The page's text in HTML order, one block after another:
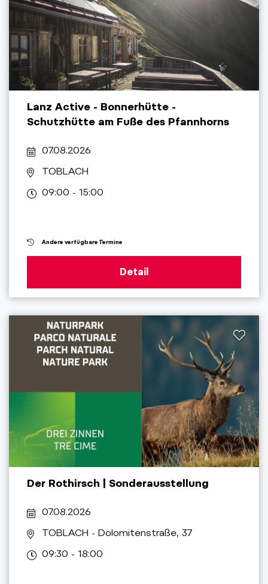
Lanz Active - Bonnerhütte -
Schutzhütte am Fuße des Pfannhorns
07.08.2026
TOBLACH
09:00 - 15:00
Andere verfügbare Termine
Detail
Der Rothirsch | Sonderausstellung
07.08.2026
TOBLACH - Dolomitenstraße, 37
09:30 - 18:00